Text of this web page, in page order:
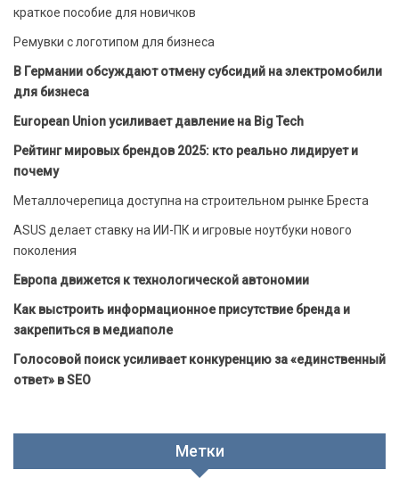
краткое пособие для новичков
Ремувки с логотипом для бизнеса
В Германии обсуждают отмену субсидий на электромобили
для бизнеса
European Union усиливает давление на Big Tech
Рейтинг мировых брендов 2025: кто реально лидирует и
почему
Металлочерепица доступна на строительном рынке Бреста
ASUS делает ставку на ИИ-ПК и игровые ноутбуки нового
поколения
Европа движется к технологической автономии
Как выстроить информационное присутствие бренда и
закрепиться в медиаполе
Голосовой поиск усиливает конкуренцию за «единственный
ответ» в SEO
Метки